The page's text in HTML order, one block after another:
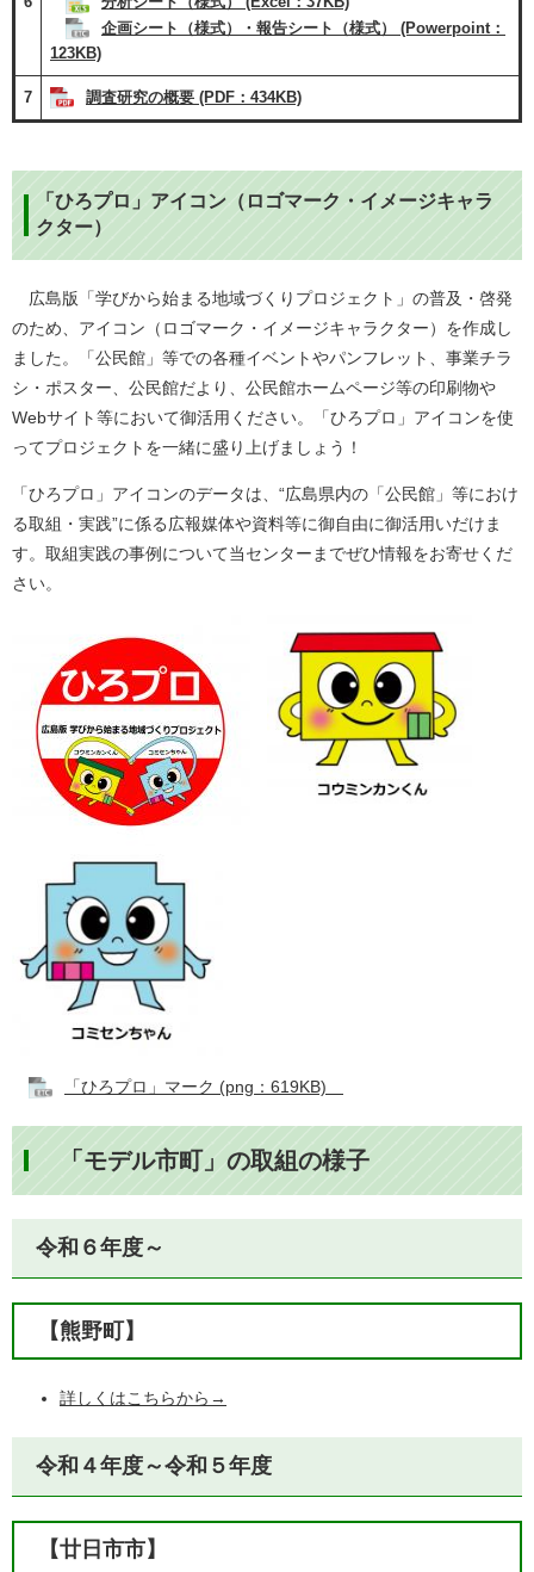
企画シート（様式）・報告シート（様式） (Powerpoint：
123KB)
7 調査研究の概要 (PDF：434KB)
「ひろプロ」アイコン（ロゴマーク・イメージキャラ
クター）
広島版「学びから始まる地域づくりプロジェクト」の普及・啓発
のため、アイコン（ロゴマーク・イメージキャラクター）を作成し
ました。「公民館」等での各種イベントやパンフレット、事業チラ
シ・ポスター、公民館だより、公民館ホームページ等の印刷物や
Webサイト等において御活用ください。「ひろプロ」アイコンを使
ってプロジェクトを一緒に盛り上げましょう！
「ひろプロ」アイコンのデータは、“広島県内の「公民館」等におけ
る取組・実践”に係る広報媒体や資料等に御自由に御活用いだけま
す。取組実践の事例について当センターまでぜひ情報をお寄せくだ
さい。
「ひろプロ」マーク (png：619KB)
「モデル市町」の取組の様子
令和６年度～
【熊野町】
詳しくはこちらから→
令和４年度～令和５年度
【廿日市市】